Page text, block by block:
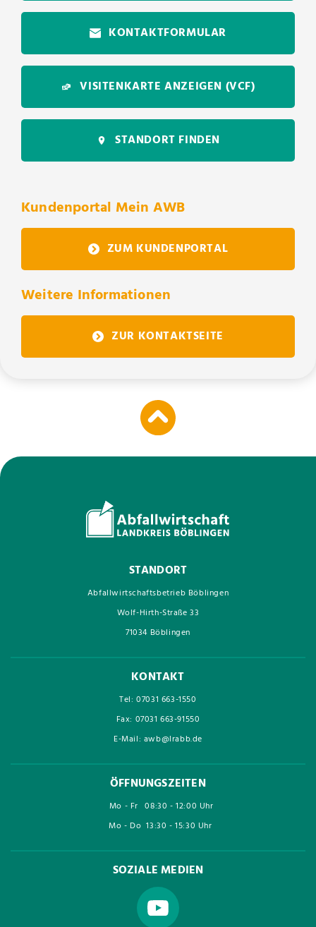
KONTAKTFORMULAR
VISITENKARTE ANZEIGEN (VCF)
STANDORT FINDEN
Kundenportal Mein AWB
ZUM KUNDENPORTAL
Weitere Informationen
ZUR KONTAKTSEITE
STANDORT
Abfallwirtschaftsbetrieb Böblingen
Wolf-Hirth-Straße 33
71034 Böblingen
KONTAKT
Tel: 07031 663-1550
Fax: 07031 663-91550
E-Mail: awb@lrabb.de
ÖFFNUNGSZEITEN
Mo - Fr 08:30 - 12:00 Uhr
Mo - Do 13:30 - 15:30 Uhr
SOZIALE MEDIEN